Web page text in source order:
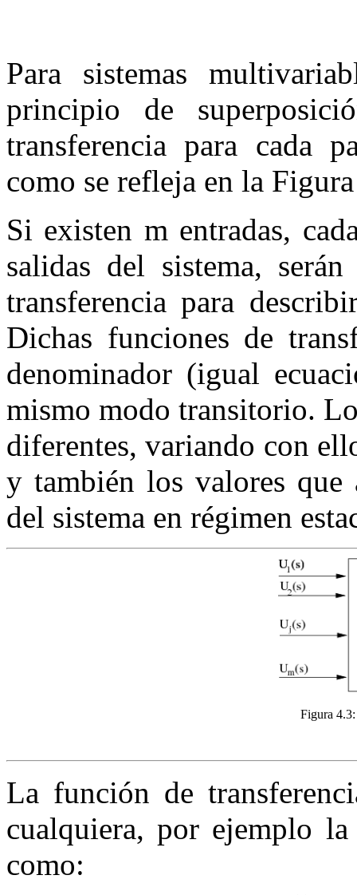
Para sistemas
principio de
transferencia para cada
como se refleja en la
Si existen m entradas,
salidas del sistema,
transferencia para
Dichas funciones de
denominador (igual
mismo modo transitorio.
diferentes, variando con
y también los valores que
del sistema en régimen
Figura 4.3:
La función de
cualquiera, por ejemplo
como: